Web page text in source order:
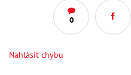
0
Nahlásiť chybu